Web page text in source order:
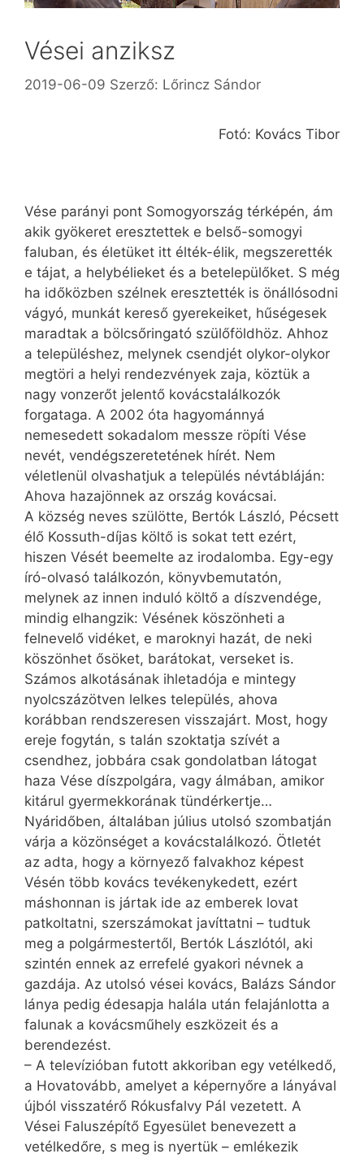
Vései anziksz
2019-06-09 Szerző: Lőrincz Sándor
Fotó: Kovács Tibor
Vése parányi pont Somogyország térképén, ám
akik gyökeret eresztettek e belső-somogyi
faluban, és életüket itt élték-élik, megszerették
e tájat, a helybélieket és a betelepülőket. S még
ha időközben szélnek eresztették is önállósodni
vágyó, munkát kereső gyerekeiket, hűségesek
maradtak a bölcsőringató szülőföldhöz. Ahhoz
a településhez, melynek csendjét olykor-olykor
megtöri a helyi rendezvények zaja, köztük a
nagy vonzerőt jelentő kovácstalálkozók
forgataga. A 2002 óta hagyománnyá
nemesedett sokadalom messze röpíti Vése
nevét, vendégszeretetének hírét. Nem
véletlenül olvashatjuk a település névtábláján:
Ahova hazajönnek az ország kovácsai.
A község neves szülötte, Bertók László, Pécsett
élő Kossuth-díjas költő is sokat tett ezért,
hiszen Vését beemelte az irodalomba. Egy-egy
író-olvasó találkozón, könyvbemutatón,
melynek az innen induló költő a díszvendége,
mindig elhangzik: Vésének köszönheti a
felnevelő vidéket, e maroknyi hazát, de neki
köszönhet ősöket, barátokat, verseket is.
Számos alkotásának ihletadója e mintegy
nyolcszázötven lelkes település, ahova
korábban rendszeresen visszajárt. Most, hogy
ereje fogytán, s talán szoktatja szívét a
csendhez, jobbára csak gondolatban látogat
haza Vése díszpolgára, vagy álmában, amikor
kitárul gyermekkorának tündérkertje…
Nyáridőben, általában július utolsó szombatján
várja a közönséget a kovácstalálkozó. Ötletét
az adta, hogy a környező falvakhoz képest
Vésén több kovács tevékenykedett, ezért
máshonnan is jártak ide az emberek lovat
patkoltatni, szerszámokat javíttatni – tudtuk
meg a polgármestertől, Bertók Lászlótól, aki
szintén ennek az errefelé gyakori névnek a
gazdája. Az utolsó vései kovács, Balázs Sándor
lánya pedig édesapja halála után felajánlotta a
falunak a kovácsműhely eszközeit és a
berendezést.
– A televízióban futott akkoriban egy vetélkedő,
a Hovatovább, amelyet a képernyőre a lányával
újból visszatérő Rókusfalvy Pál vezetett. A
Vései Faluszépítő Egyesület benevezett a
vetélkedőre, s meg is nyertük – emlékezik